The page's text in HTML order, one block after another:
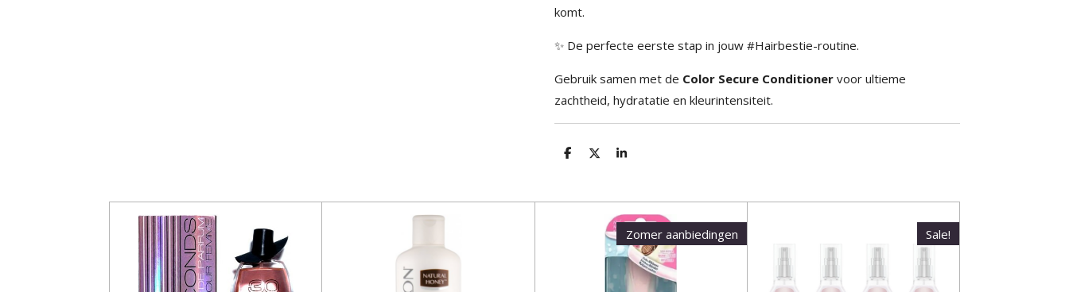
komt.
✨ De perfecte eerste stap in jouw #Hairbestie-routine.
Gebruik samen met de Color Secure Conditioner voor ultieme
zachtheid, hydratatie en kleurintensiteit.
D
n
D
S
e
Zomer aanbiedingen Sale!